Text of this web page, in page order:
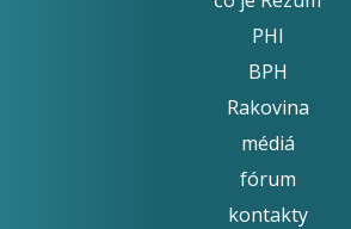
PHI
BPH
Rakovina
médiá
fórum
kontakty